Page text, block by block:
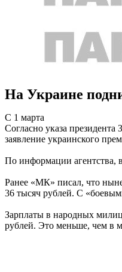
На Украине
С 1 марта
Согласно указа
заявление украинского
По информации агентства,
Ранее «МК» писал, что
36 тысяч рублей. С
Зарплаты в народных
рублей. Это меньше, чем в